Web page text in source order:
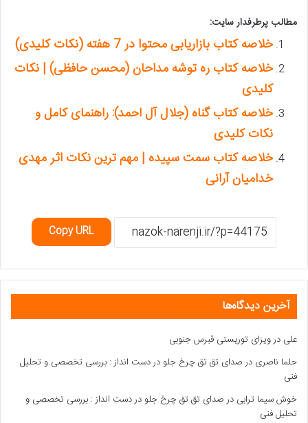
مطالب پرطرفدار سایت:
خلاصه کتاب بازاریابی محتوا در 7 هفته (نکات کلیدی)
خلاصه کتاب ره توشه مداحان (محسن حافظی) | نکات
کلیدی
خلاصه کتاب گناه (جلال آل احمد): راهنمای کامل و
نکات کلیدی
خلاصه کتاب سمت سپیده | مهم ترین نکات اثر مهدی
خدامیان آرانی
Copy URL
آخرین دیدگاه‌ها
علی درویزای توریستی قبرس جنوبی
حلما ناصری درصدای تق تق چرخ جلو در دست انداز : بررسی تخصصی و تحلیل
فنی
خوش سیما ترابی درصدای تق تق چرخ جلو در دست انداز : بررسی تخصصی و
تحلیل فنی